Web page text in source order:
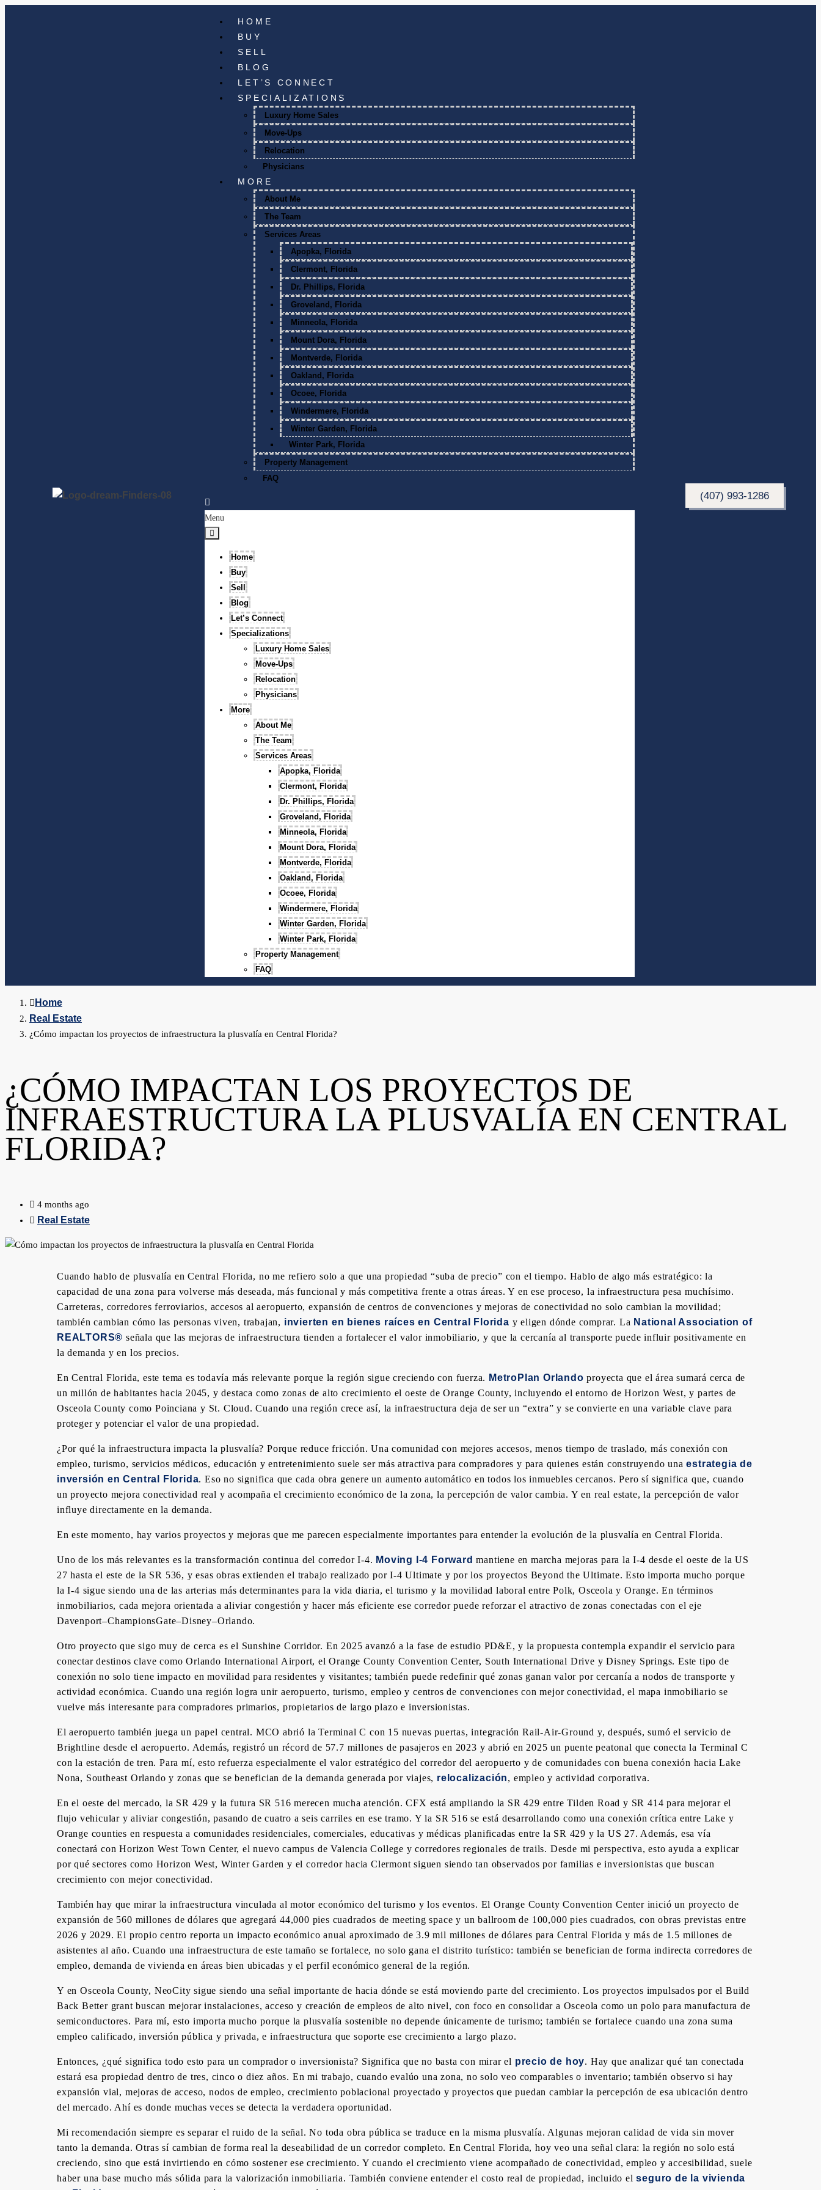
HOME
BUY
SELL
BLOG
LET’S CONNECT
SPECIALIZATIONS
Luxury Home Sales
Move-Ups
Relocation
Physicians
MORE
About Me
The Team
Services Areas
Apopka, Florida
Clermont, Florida
Dr. Phillips, Florida
Groveland, Florida
Minneola, Florida
Mount Dora, Florida
Montverde, Florida
Oakland, Florida
Ocoee, Florida
Windermere, Florida
Winter Garden, Florida
Winter Park, Florida
Property Management
FAQ
Menu
Home
Buy
Sell
Blog
Let’s Connect
Specializations
Luxury Home Sales
Move-Ups
Relocation
Physicians
More
About Me
The Team
Services Areas
Apopka, Florida
Clermont, Florida
Dr. Phillips, Florida
Groveland, Florida
Minneola, Florida
Mount Dora, Florida
Montverde, Florida
Oakland, Florida
Ocoee, Florida
Windermere, Florida
Winter Garden, Florida
Winter Park, Florida
Property Management
FAQ
(407) 993-1286
Home
Real Estate
¿Cómo impactan los proyectos de infraestructura la plusvalía en Central Florida?
¿CÓMO IMPACTAN LOS PROYECTOS DE
INFRAESTRUCTURA LA PLUSVALÍA EN CENTRAL
FLORIDA?
4 months ago
Real Estate
Cuando hablo de plusvalía en Central Florida, no me refiero solo a que una propiedad “suba de precio” con el tiempo. Hablo de algo más estratégico: la
capacidad de una zona para volverse más deseada, más funcional y más competitiva frente a otras áreas. Y en ese proceso, la infraestructura pesa muchísimo.
Carreteras, corredores ferroviarios, accesos al aeropuerto, expansión de centros de convenciones y mejoras de conectividad no solo cambian la movilidad;
también cambian cómo las personas viven, trabajan, invierten en bienes raíces en Central Florida y eligen dónde comprar. La National Association of
REALTORS® señala que las mejoras de infraestructura tienden a fortalecer el valor inmobiliario, y que la cercanía al transporte puede influir positivamente en
la demanda y en los precios.
En Central Florida, este tema es todavía más relevante porque la región sigue creciendo con fuerza. MetroPlan Orlando proyecta que el área sumará cerca de
un millón de habitantes hacia 2045, y destaca como zonas de alto crecimiento el oeste de Orange County, incluyendo el entorno de Horizon West, y partes de
Osceola County como Poinciana y St. Cloud. Cuando una región crece así, la infraestructura deja de ser un “extra” y se convierte en una variable clave para
proteger y potenciar el valor de una propiedad.
¿Por qué la infraestructura impacta la plusvalía? Porque reduce fricción. Una comunidad con mejores accesos, menos tiempo de traslado, más conexión con
empleo, turismo, servicios médicos, educación y entretenimiento suele ser más atractiva para compradores y para quienes están construyendo unaestrategia de
inversión en Central Florida. Eso no significa que cada obra genere un aumento automático en todos los inmuebles cercanos. Pero sí significa que, cuando
un proyecto mejora conectividad real y acompaña el crecimiento económico de la zona, la percepción de valor cambia. Y en real estate, la percepción de valor
influye directamente en la demanda.
En este momento, hay varios proyectos y mejoras que me parecen especialmente importantes para entender la evolución de la plusvalía en Central Florida.
Uno de los más relevantes es la transformación continua del corredor I-4. Moving I-4 Forward mantiene en marcha mejoras para la I-4 desde el oeste de la US
27 hasta el este de la SR 536, y esas obras extienden el trabajo realizado por I-4 Ultimate y por los proyectos Beyond the Ultimate. Esto importa mucho porque
la I-4 sigue siendo una de las arterias más determinantes para la vida diaria, el turismo y la movilidad laboral entre Polk, Osceola y Orange. En términos
inmobiliarios, cada mejora orientada a aliviar congestión y hacer más eficiente ese corredor puede reforzar el atractivo de zonas conectadas con el eje
Davenport–ChampionsGate–Disney–Orlando.
Otro proyecto que sigo muy de cerca es el Sunshine Corridor. En 2025 avanzó a la fase de estudio PD&E, y la propuesta contempla expandir el servicio para
conectar destinos clave como Orlando International Airport, el Orange County Convention Center, South International Drive y Disney Springs. Este tipo de
conexión no solo tiene impacto en movilidad para residentes y visitantes; también puede redefinir qué zonas ganan valor por cercanía a nodos de transporte y
actividad económica. Cuando una región logra unir aeropuerto, turismo, empleo y centros de convenciones con mejor conectividad, el mapa inmobiliario se
vuelve más interesante para compradores primarios, propietarios de largo plazo e inversionistas.
El aeropuerto también juega un papel central. MCO abrió la Terminal C con 15 nuevas puertas, integración Rail-Air-Ground y, después, sumó el servicio de
Brightline desde el aeropuerto. Además, registró un récord de 57.7 millones de pasajeros en 2023 y abrió en 2025 un puente peatonal que conecta la Terminal C
con la estación de tren. Para mí, esto refuerza especialmente el valor estratégico del corredor del aeropuerto y de comunidades con buena conexión hacia Lake
Nona, Southeast Orlando y zonas que se benefician de la demanda generada por viajes, relocalización, empleo y actividad corporativa.
En el oeste del mercado, la SR 429 y la futura SR 516 merecen mucha atención. CFX está ampliando la SR 429 entre Tilden Road y SR 414 para mejorar el
flujo vehicular y aliviar congestión, pasando de cuatro a seis carriles en ese tramo. Y la SR 516 se está desarrollando como una conexión crítica entre Lake y
Orange counties en respuesta a comunidades residenciales, comerciales, educativas y médicas planificadas entre la SR 429 y la US 27. Además, esa vía
conectará con Horizon West Town Center, el nuevo campus de Valencia College y corredores regionales de trails. Desde mi perspectiva, esto ayuda a explicar
por qué sectores como Horizon West, Winter Garden y el corredor hacia Clermont siguen siendo tan observados por familias e inversionistas que buscan
crecimiento con mejor conectividad.
También hay que mirar la infraestructura vinculada al motor económico del turismo y los eventos. El Orange County Convention Center inició un proyecto de
expansión de 560 millones de dólares que agregará 44,000 pies cuadrados de meeting space y un ballroom de 100,000 pies cuadrados, con obras previstas entre
2026 y 2029. El propio centro reporta un impacto económico anual aproximado de 3.9 mil millones de dólares para Central Florida y más de 1.5 millones de
asistentes al año. Cuando una infraestructura de este tamaño se fortalece, no solo gana el distrito turístico: también se benefician de forma indirecta corredores de
empleo, demanda de vivienda en áreas bien ubicadas y el perfil económico general de la región.
Y en Osceola County, NeoCity sigue siendo una señal importante de hacia dónde se está moviendo parte del crecimiento. Los proyectos impulsados por el Build
Back Better grant buscan mejorar instalaciones, acceso y creación de empleos de alto nivel, con foco en consolidar a Osceola como un polo para manufactura de
semiconductores. Para mí, esto importa mucho porque la plusvalía sostenible no depende únicamente de turismo; también se fortalece cuando una zona suma
empleo calificado, inversión pública y privada, e infraestructura que soporte ese crecimiento a largo plazo.
Entonces, ¿qué significa todo esto para un comprador o inversionista? Significa que no basta con mirar el precio de hoy. Hay que analizar qué tan conectada
estará esa propiedad dentro de tres, cinco o diez años. En mi trabajo, cuando evalúo una zona, no solo veo comparables o inventario; también observo si hay
expansión vial, mejoras de acceso, nodos de empleo, crecimiento poblacional proyectado y proyectos que puedan cambiar la percepción de esa ubicación dentro
del mercado. Ahí es donde muchas veces se detecta la verdadera oportunidad.
Mi recomendación siempre es separar el ruido de la señal. No toda obra pública se traduce en la misma plusvalía. Algunas mejoran calidad de vida sin mover
tanto la demanda. Otras sí cambian de forma real la deseabilidad de un corredor completo. En Central Florida, hoy veo una señal clara: la región no solo está
creciendo, sino que está invirtiendo en cómo sostener ese crecimiento. Y cuando el crecimiento viene acompañado de conectividad, empleo y accesibilidad, suele
haber una base mucho más sólida para la valorización inmobiliaria. También conviene entender el costo real de propiedad, incluido elseguro de la vivienda